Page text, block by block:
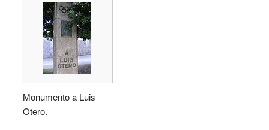
Monumento a Luis
Otero.